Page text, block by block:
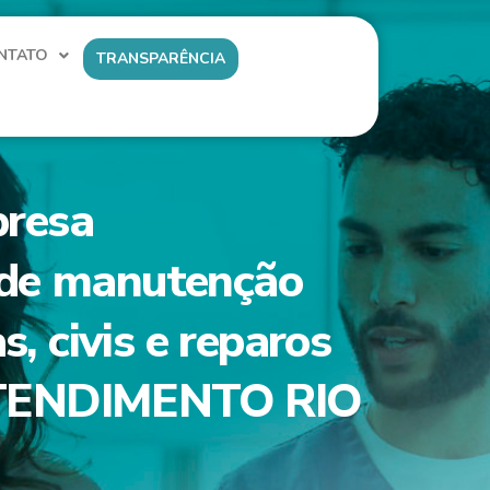
TRANSPARÊNCIA
manutenção
civis e reparos
RIO